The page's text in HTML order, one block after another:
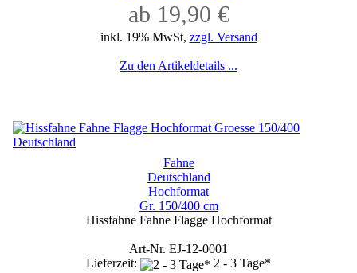
ab 19,90 €
inkl. 19% MwSt, zzgl. Versand
Zu den Artikeldetails ...
Fahne
Deutschland
Hochformat
Gr. 150/400 cm
Hissfahne Fahne Flagge Hochformat
Art-Nr. EJ-12-0001
Lieferzeit:
2 - 3 Tage*